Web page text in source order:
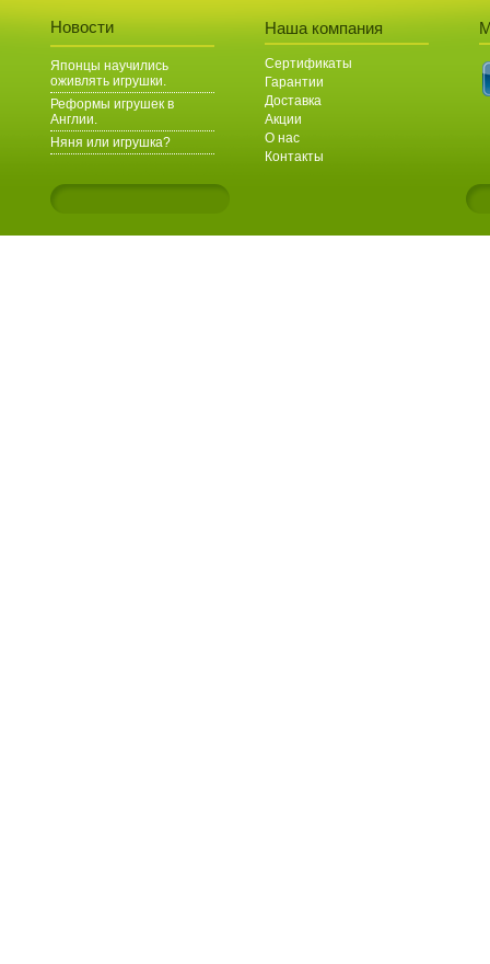
Новости
Японцы научились
оживлять игрушки.
Реформы игрушек в
Англии.
Няня или игрушка?
Наша компания
Сертификаты
Гарантии
Доставка
Акции
О нас
Контакты